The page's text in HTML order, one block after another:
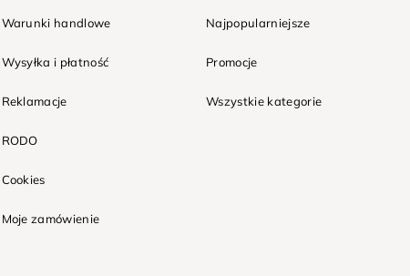
Warunki handlowe
Wysyłka i płatność
Reklamacje
RODO
Cookies
Moje zamówienie
Najpopularniejsze
Promocje
Wszystkie kategorie